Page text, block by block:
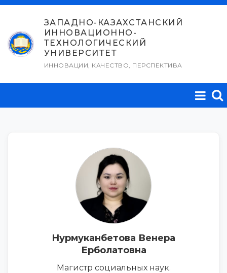
Перейти
содержимому
ЗАПАДНО-КАЗАХСТАНСКИЙ
ИННОВАЦИОННО-
ТЕХНОЛОГИЧЕСКИЙ
УНИВЕРСИТЕТ
ИННОВАЦИИ, КАЧЕСТВО, ПЕРСПЕКТИВА
Нурмуканбетова Венера
Ерболатовна
Магистр социальных наук.